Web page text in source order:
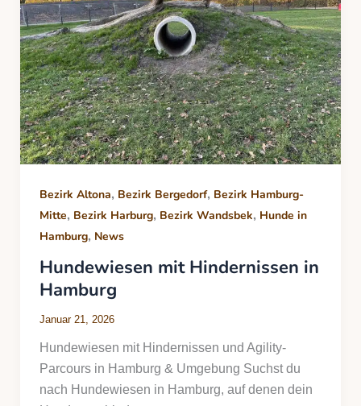
Bezirk Altona, Bezirk Bergedorf, Bezirk Hamburg-
Mitte, Bezirk Harburg, Bezirk Wandsbek, Hunde in
Hamburg, News
Hundewiesen mit Hindernissen in
Hamburg
Januar 21, 2026
Hundewiesen mit Hindernissen und Agility-
Parcours in Hamburg & Umgebung Suchst du
nach Hundewiesen in Hamburg, auf denen dein